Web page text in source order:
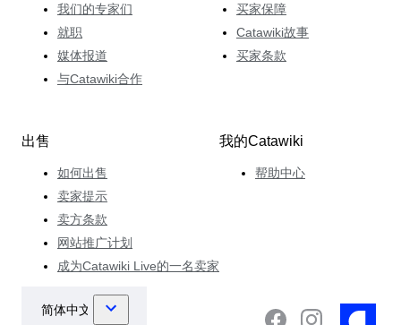
我们的专家们
就职
媒体报道
与Catawiki合作
买家保障
Catawiki故事
买家条款
出售
如何出售
卖家提示
卖方条款
网站推广计划
成为Catawiki Live的一名卖家
我的Catawiki
帮助中心